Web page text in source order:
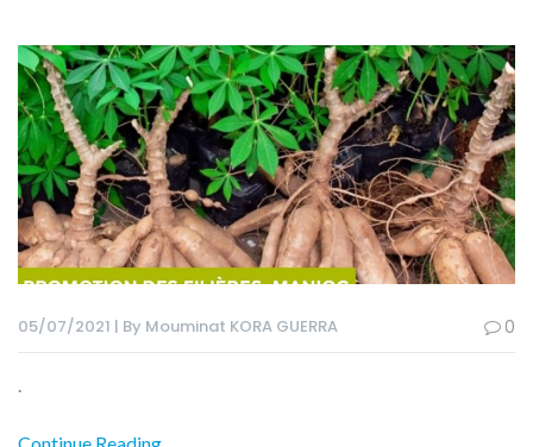
05/07/2021 | By Mouminat KORA GUERRA 0
.